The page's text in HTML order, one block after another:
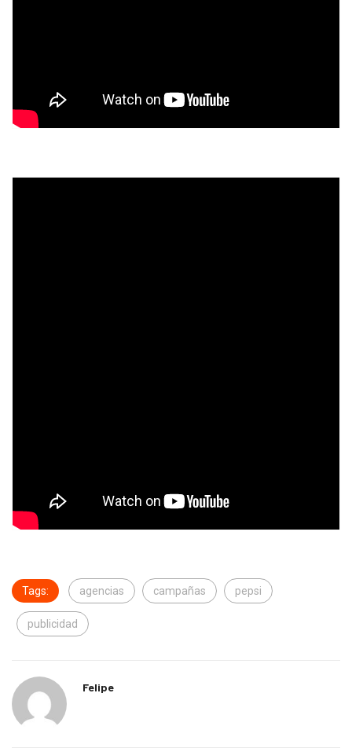
Tags: agencias campañas pepsi
publicidad
Felipe